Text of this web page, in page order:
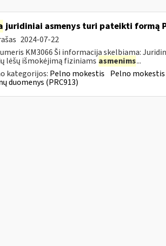
juridiniai asmenys turi pateikti formą
2024-07-22
KM3066 Ši informacija skelbiama:
lėšų išmokėjimą fiziniams asmenims...
kategorijos: Pelno mokestis Pelno
duomenys (PRC913)